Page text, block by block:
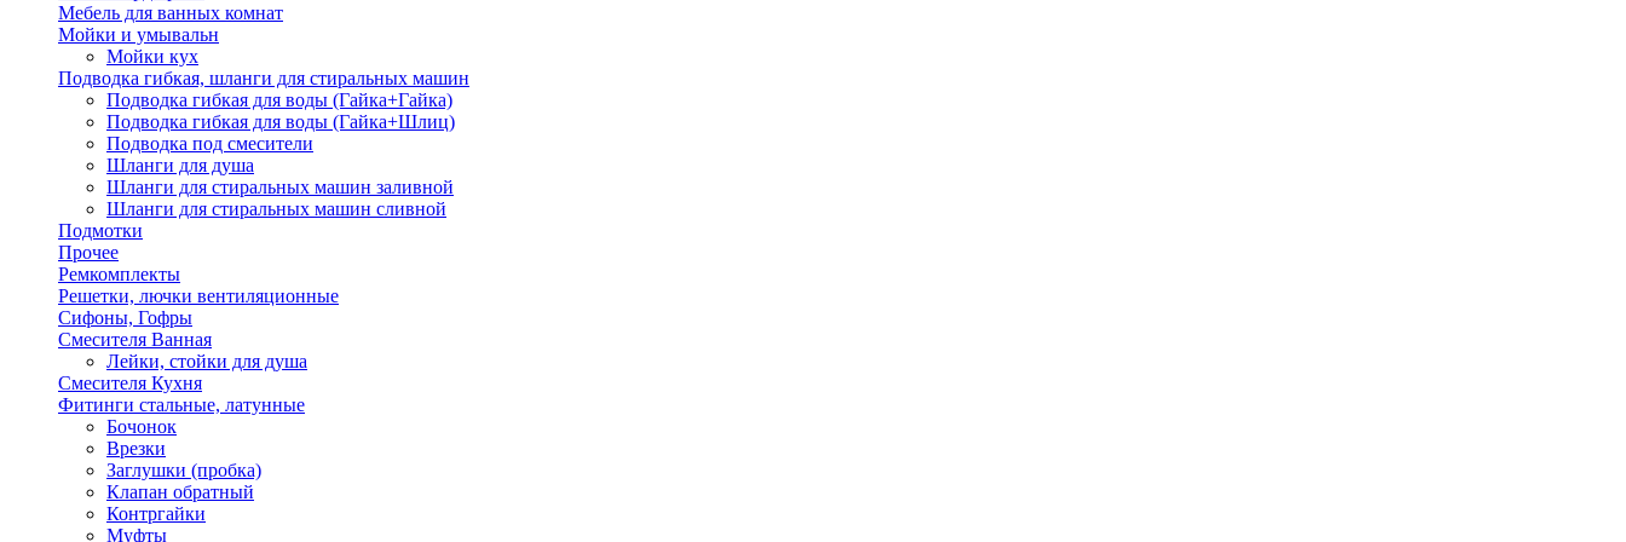
Мебель для ванных комнат
Мойки и умывальн
Мойки кух
Подводка гибкая, шланги для стиральных машин
Подводка гибкая для воды (Гайка+Гайка)
Подводка гибкая для воды (Гайка+Шлиц)
Подводка под смесители
Шланги для душа
Шланги для стиральных машин заливной
Шланги для стиральных машин сливной
Подмотки
Прочее
Ремкомплекты
Решетки, лючки вентиляционные
Сифоны, Гофры
Смесителя Ванная
Лейки, стойки для душа
Смесителя Кухня
Фитинги стальные, латунные
Бочонок
Врезки
Заглушки (пробка)
Клапан обратный
Контргайки
Муфты